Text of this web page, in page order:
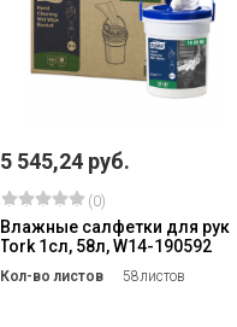
5 545,24 руб.
(0)
Влажные салфетки для рук
Tork 1сл, 58л, W14-190592
Кол-во листов 58листов